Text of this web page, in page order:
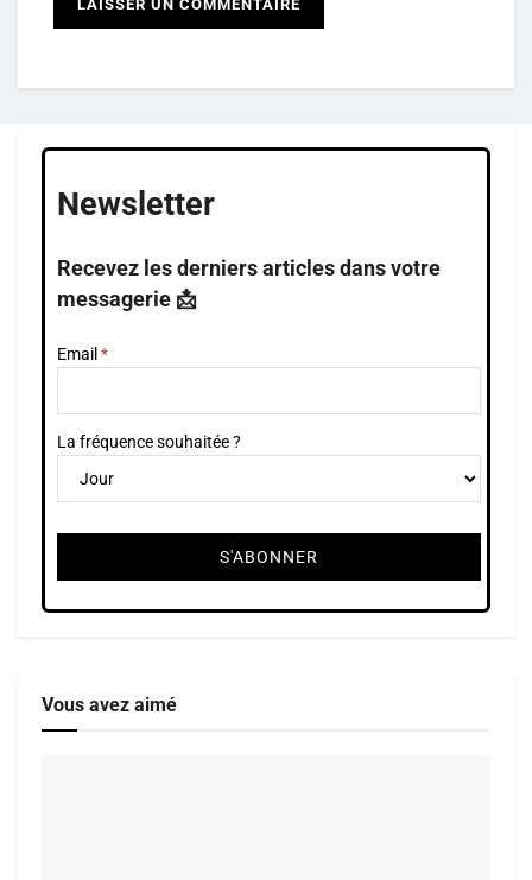
Newsletter
Recevez les derniers articles dans votre
messagerie 📩
Email
La fréquence souhaitée ?
Vous avez aimé